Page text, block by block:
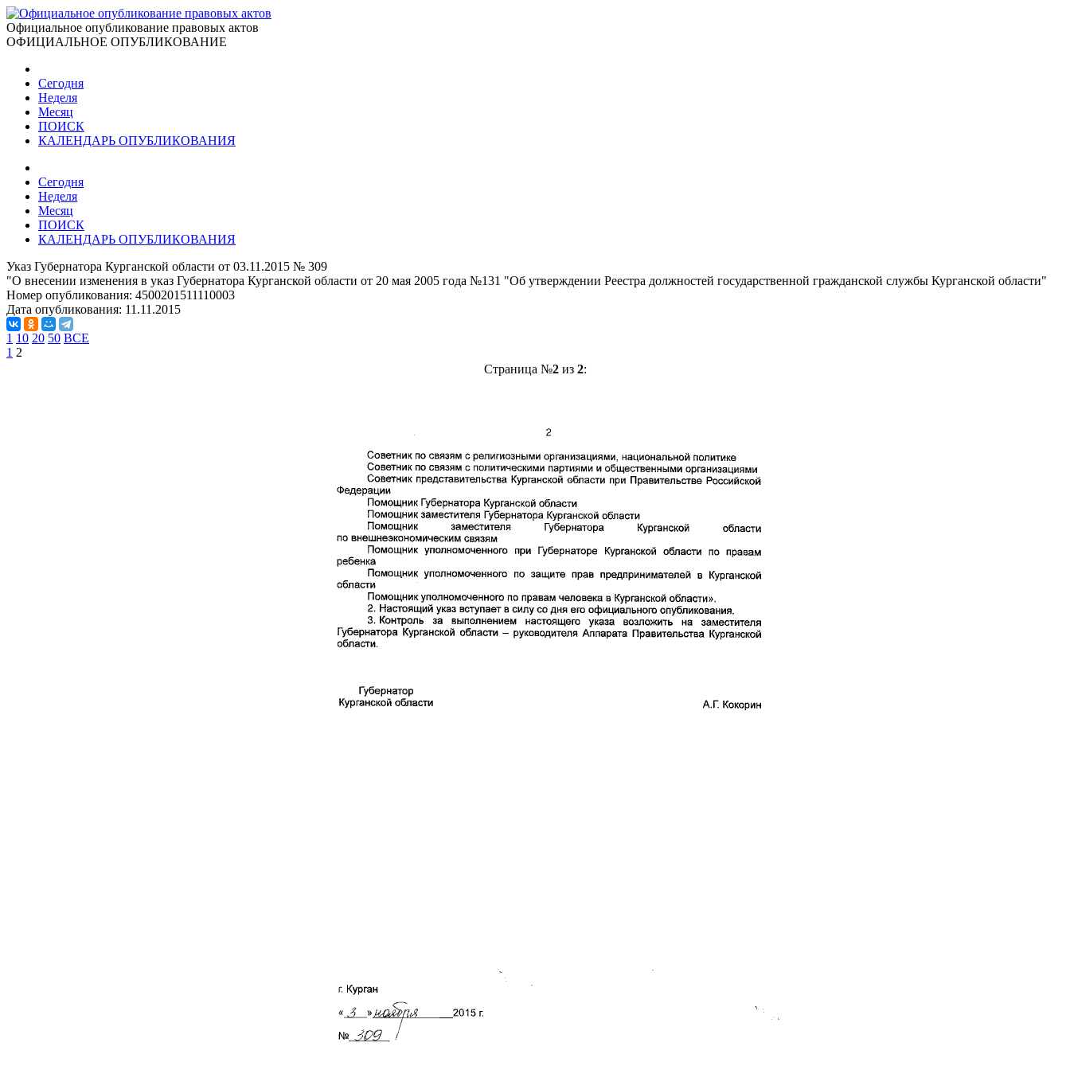
Официальное опубликование правовых актов
ОФИЦИАЛЬНОЕ ОПУБЛИКОВАНИЕ
Сегодня
Неделя
Месяц
ПОИСК
КАЛЕНДАРЬ ОПУБЛИКОВАНИЯ
Сегодня
Неделя
Месяц
ПОИСК
КАЛЕНДАРЬ ОПУБЛИКОВАНИЯ
Указ Губернатора Курганской области от 03.11.2015 № 309
"О внесении изменения в указ Губернатора Курганской области от 20 мая 2005 года №131 "Об утверждении Реестра должностей государственной гражданской службы Курганской области"
Номер опубликования: 4500201511110003
Дата опубликования: 11.11.2015
1 10 20 50 ВСЕ
1 2
Страница №2из 2: